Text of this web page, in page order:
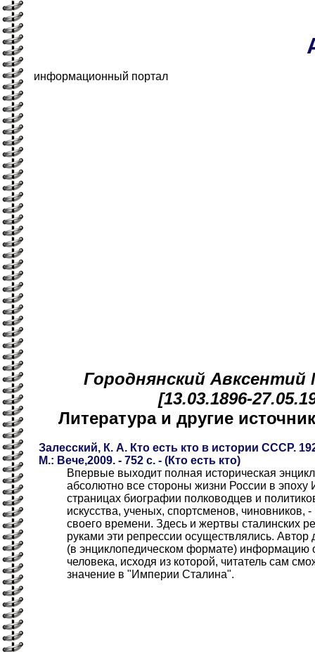
информационный портал
Городнянский Авксентий
[13.03.1896-
Литература и другие
Залесский, К. А. Кто есть кто в истории СССР.
М.: Вече,2009. - 752 с. - (Кто есть кто)
Впервые выходит полная историческая
абсолютно все стороны жизни России в
страницах биографии полководцев и
искусства, ученых, спортсменов, чиновников, -
своего времени. Здесь и жертвы сталинских
руками эти репрессии осуществлялись.
(в энциклопедическом формате) информацию
человека, исходя из которой, читатель сам
значение в "Империи Сталина".